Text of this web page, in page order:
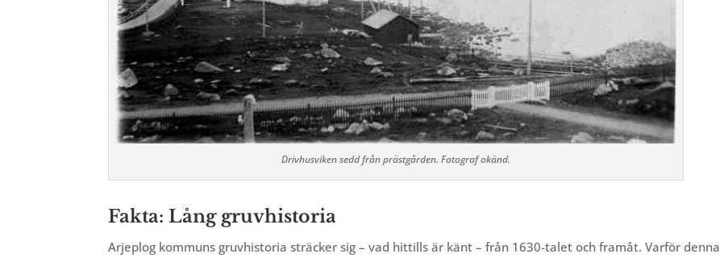
Drivhusviken sedd från prästgården. Fotograf okänd.
Fakta: Lång gruvhistoria
Arjeplog kommuns gruvhistoria sträcker sig – vad hittills är känt – från 1630-talet och framåt.Varför denna